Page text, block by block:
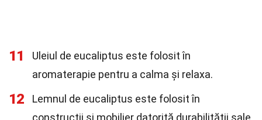
11
Uleiul de eucaliptus este folosit în
aromaterapie pentru a calma și relaxa.
12
Lemnul de eucaliptus este folosit în
construcții și mobilier datorită durabilității sale.